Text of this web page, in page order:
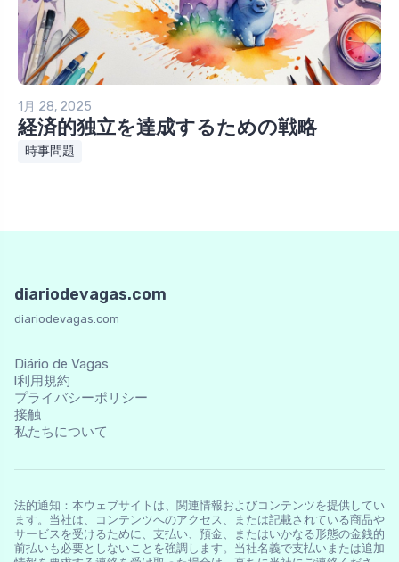
1月 28, 2025
経済的独立を達成するための戦略
時事問題
diariodevagas.com
diariodevagas.com
Diário de Vagas
l利用規約
プライバシーポリシー
接触
私たちについて
法的通知：本ウェブサイトは、関連情報およびコンテンツを提供してい
ます。当社は、コンテンツへのアクセス、または記載されている商品や
サービスを受けるために、支払い、預金、またはいかなる形態の金銭的
前払いも必要としないことを強調します。当社名義で支払いまたは追加